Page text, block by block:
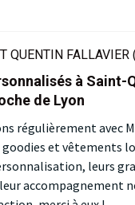
QUENTIN FALLAVIER
à Saint-
de Lyon
régulièrement avec
et vêtements
leurs
accompagnement